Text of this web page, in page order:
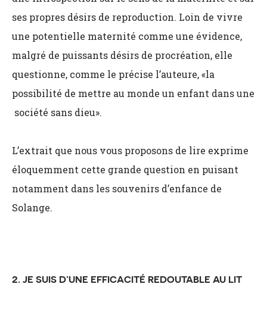
ses propres désirs de reproduction. Loin de vivre
une potentielle maternité comme une évidence,
malgré de puissants désirs de procréation, elle
questionne, comme le précise l’auteure, «la
possibilité de mettre au monde un enfant dans une
société sans dieu».
L’extrait que nous vous proposons de lire exprime
éloquemment cette grande question en puisant
notamment dans les souvenirs d’enfance de
Solange.
2. JE SUIS D’UNE EFFICACITÉ REDOUTABLE AU LIT